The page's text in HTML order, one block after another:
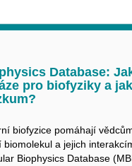
Database:
pro biofyziky a
biofyzice pomáhají
biomolekul a jejich
Biophysics Database